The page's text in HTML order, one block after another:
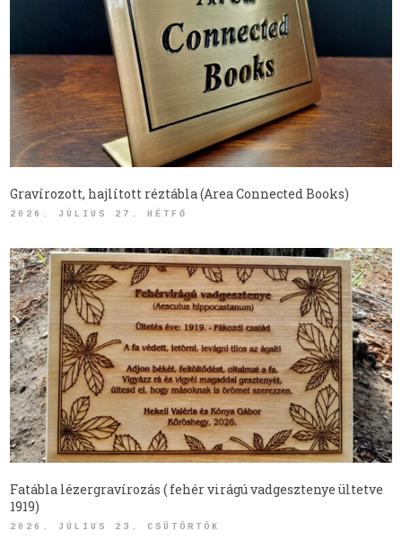
Gravírozott, hajlított réztábla (Area Connected Books)
2026. JÚLIUS 27. HÉTFŐ
Fatábla lézergravírozás ( fehér virágú vadgesztenye ültetve
1919)
2026. JÚLIUS 23. CSÜTÖRTÖK